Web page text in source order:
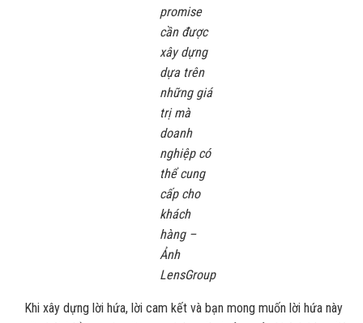
promise
cần được
xây dựng
dựa trên
những giá
trị mà
doanh
nghiệp có
thể cung
cấp cho
khách
hàng –
Ảnh
LensGroup
Khi xây dựng lời hứa, lời cam kết và bạn mong muốn lời hứa này